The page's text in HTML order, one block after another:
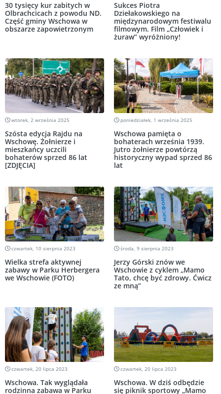
30 tysięcy kur zabitych w
Olbrachcicach z powodu ND.
Część gminy Wschowa w
obszarze zapowietrzonym
Sukces Piotra
Dziełakowskiego na
międzynarodowym festiwalu
filmowym. Film „Człowiek i
żuraw” wyróżniony!
wtorek, 2 września 2025
Szósta edycja Rajdu na
Wschowę. Żołnierze i
mieszkańcy uczcili
bohaterów sprzed 86 lat
[ZDJĘCIA]
poniedziałek, 1 września 2025
Wschowa pamięta o
bohaterach września 1939.
Jutro żołnierze powtórzą
historyczny wypad sprzed 86
lat
czwartek, 10 sierpnia 2023
Wielka strefa aktywnej
zabawy w Parku Herbergera
we Wschowie (FOTO)
środa, 9 sierpnia 2023
Jerzy Górski znów we
Wschowie z cyklem „Mamo
Tato, chcę być zdrowy. Ćwicz
ze mną”
czwartek, 20 lipca 2023
Wschowa. Tak wyglądała
rodzinna zabawa w Parku
czwartek, 20 lipca 2023
Wschowa. W dziś odbędzie
się piknik sportowy „Mamo